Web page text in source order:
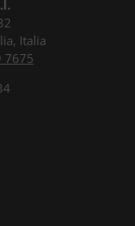
Italia
7675